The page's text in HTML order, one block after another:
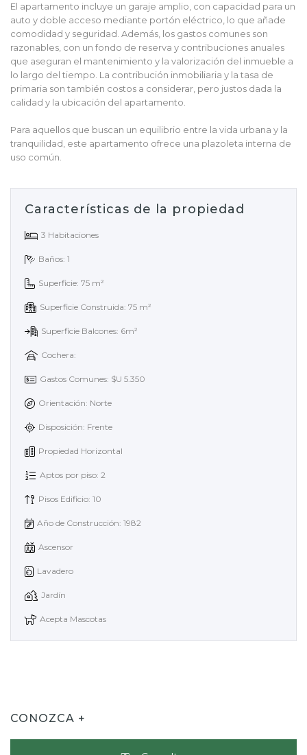
El apartamento incluye un garaje amplio, con capacidad para un
auto y doble acceso mediante portón eléctrico, lo que añade
comodidad y seguridad. Además, los gastos comunes son
razonables, con un fondo de reserva y contribuciones anuales
que aseguran el mantenimiento y la valorización del inmueble a
lo largo del tiempo. La contribución inmobiliaria y la tasa de
primaria son también costos a considerar, pero justos dada la
calidad y la ubicación del apartamento.
Para aquellos que buscan un equilibrio entre la vida urbana y la
tranquilidad, este apartamento ofrece una plazoleta interna de
uso común.
Características de la propiedad
3 Habitaciones
Baños: 1
Superficie: 75 m²
Superficie Construida: 75 m²
Superficie Balcones: 6m²
Cochera:
Gastos Comunes: $U 5.350
Orientación: Norte
Disposición: Frente
Propiedad Horizontal
Aptos por piso: 2
Pisos Edificio: 10
Año de Construcción: 1982
Ascensor
Lavadero
Jardín
Acepta Mascotas
CONOZCA +